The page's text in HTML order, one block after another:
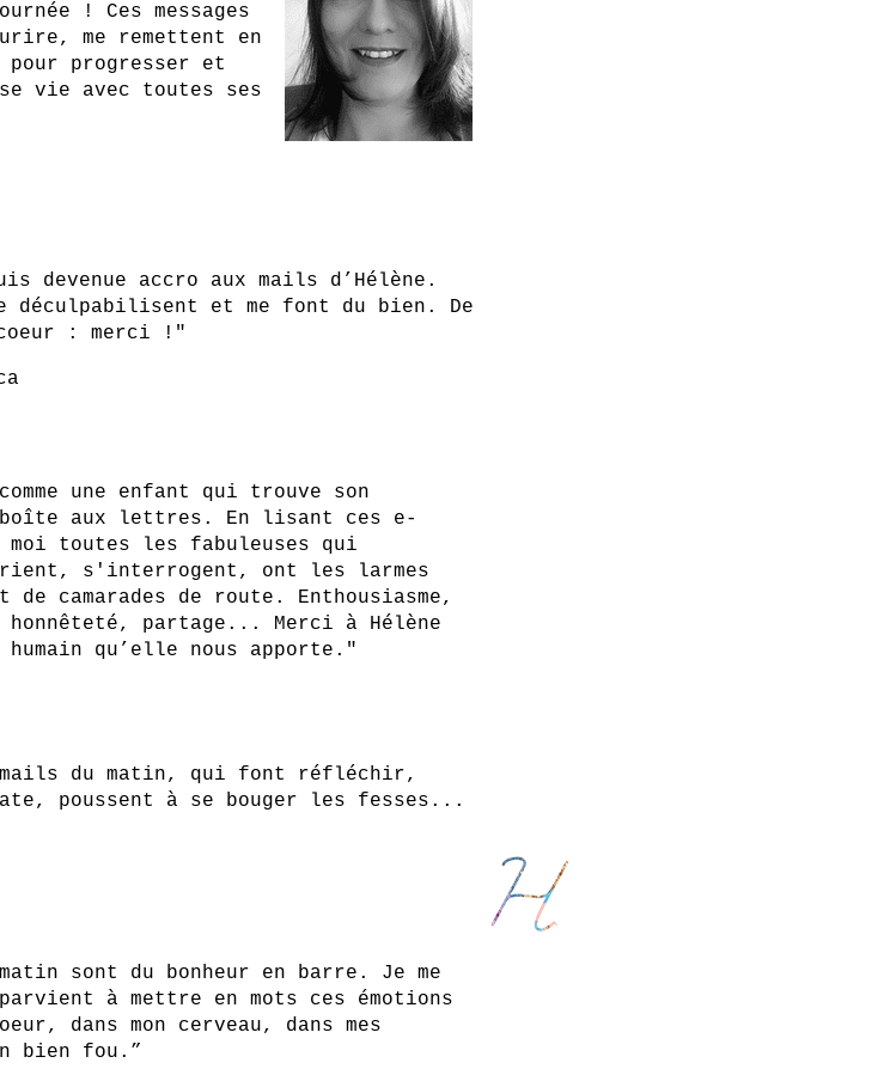
! Ces messages
me remettent en
progresser et
vie avec toutes ses
devenue accro aux mails d’Hélène.
déculpabilisent et me font du bien. De
: merci !"
une enfant qui trouve son
boîte aux lettres. En lisant ces e-
toutes les fabuleuses qui
s'interrogent, ont les larmes
de camarades de route. Enthousiasme,
honnêteté, partage... Merci à Hélène
qu’elle nous apporte."
du matin, qui font réfléchir,
poussent à se bouger les fesses...
sont du bonheur en barre. Je me
parvient à mettre en mots ces émotions
dans mon cerveau, dans mes
bien fou.”